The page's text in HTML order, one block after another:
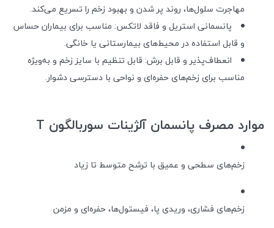
مهاجرت سلول‌ها، روند پر شدن و بهبود زخم را تسریع می‌کند.
پانسمانی استریل و فاقد لاتکس: مناسب برای بیماران حساس
و قابل استفاده در محیط‌های بیمارستانی یا خانگی.
انعطاف‌پذیر و قابل برش: قابل تنظیم با سایز زخم و به‌ویژه
مناسب برای زخم‌های حفره‌ای و نواحی با دسترسی دشوار.
موارد مصرف پانسمان آلژینات سوربالگون T
زخم‌های سطحی و عمیق با ترشح متوسط تا زیاد
زخم‌های فشاری، وریدی پا، فیستول‌ها، حفره‌ای و مزمن